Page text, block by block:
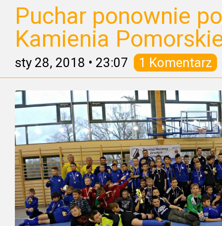
Puchar ponownie
Kamienia
sty 28, 2018 • 23:07 1 Komentarz